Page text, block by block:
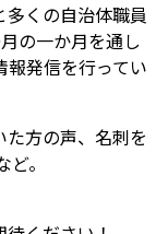
くの自治体職員
の一か月を通し
報発信を行ってい
方の声、名刺を
。